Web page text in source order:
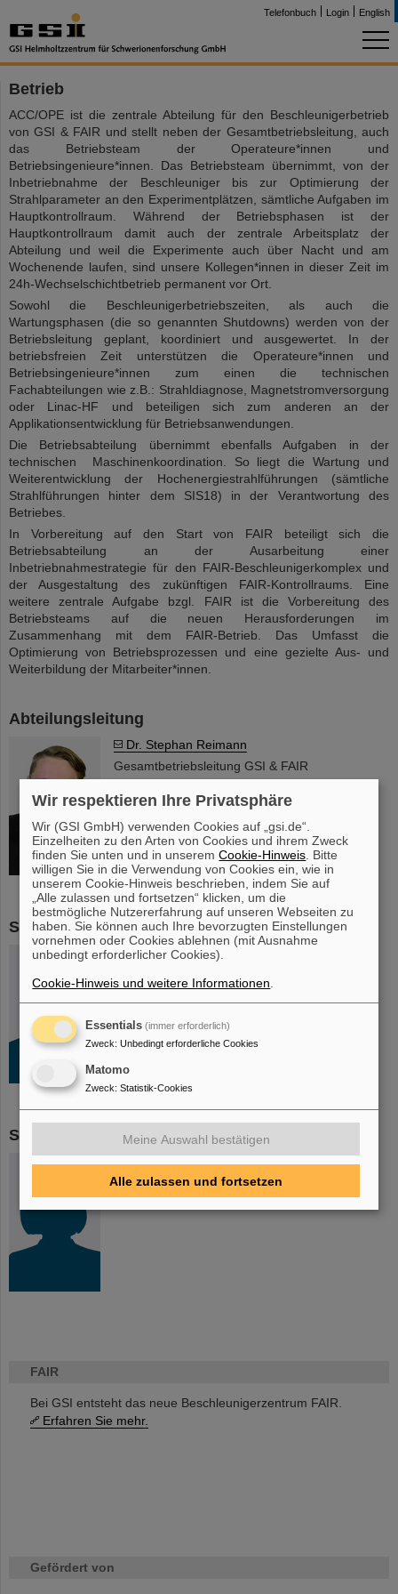
Telefonbuch Login English
FAIR
Bei GSI entsteht das neue Beschleunigerzentrum FAIR.
Erfahren Sie mehr.
Gefördert von
Betrieb
ACC/OPE ist die zentrale Abteilung für den Beschleunigerbetrieb
von GSI & FAIR und stellt neben der Gesamtbetriebsleitung, auch
das Betriebsteam der Operateure*innen und
Betriebsingenieure*innen. Das Betriebsteam übernimmt, von der
Inbetriebnahme der Beschleuniger bis zur Optimierung der
Strahlparameter an den Experimentplätzen, sämtliche Aufgaben im
Hauptkontrollraum. Während der Betriebsphasen ist der
Hauptkontrollraum damit auch der zentrale Arbeitsplatz der
Abteilung und weil die Experimente auch über Nacht und am
Wochenende laufen, sind unsere Kollegen*innen in dieser Zeit im
24h-Wechselschichtbetrieb permanent vor Ort.
Sowohl die Beschleunigerbetriebszeiten, als auch die
Wartungsphasen (die so genannten Shutdowns) werden von der
Betriebsleitung geplant, koordiniert und ausgewertet. In der
betriebsfreien Zeit unterstützen die Operateure*innen und
Betriebsingenieure*innen zum einen die technischen
Fachabteilungen wie z.B.: Strahldiagnose, Magnetstromversorgung
oder Linac-HF und beteiligen sich zum anderen an der
Applikationsentwicklung für Betriebsanwendungen.
Die Betriebsabteilung übernimmt ebenfalls Aufgaben in der
technischen Maschinenkoordination. So liegt die Wartung und
Weiterentwicklung der Hochenergiestrahlführungen (sämtliche
Strahlführungen hinter dem SIS18) in der Verantwortung des
Betriebes.
In Vorbereitung auf den Start von FAIR beteiligt sich die
Betriebsabteilung an der Ausarbeitung einer
Inbetriebnahmestrategie für den FAIR-Beschleunigerkomplex und
der Ausgestaltung des zukünftigen FAIR-Kontrollraums. Eine
weitere zentrale Aufgabe bzgl. FAIR ist die Vorbereitung des
Betriebsteams auf die neuen Herausforderungen im
Zusammenhang mit dem FAIR-Betrieb. Das Umfasst die
Optimierung von Betriebsprozessen und eine gezielte Aus- und
Weiterbildung der Mitarbeiter*innen.
Abteilungsleitung
Dr. Stephan Reimann
Gesamtbetriebsleitung GSI & FAIR
Ort: SB1.4.104
Stellvertretung
Dr. Markus Vossberg
Stellvertretung
Tel: +49-6159-71-1403
Ort: SB1.4.103b
Wir respektieren Ihre Privatsphäre
Wir (GSI GmbH) verwenden Cookies auf „gsi.de“.
Einzelheiten zu den Arten von Cookies und ihrem Zweck
finden Sie unten und in unseremCookie-Hinweis . Bitte
willigen Sie in die Verwendung von Cookies ein, wie in
unserem Cookie-Hinweis beschrieben, indem Sie auf
„Alle zulassen und fortsetzen“ klicken, um die
bestmögliche Nutzererfahrung auf unseren Webseiten zu
haben. Sie können auch Ihre bevorzugten Einstellungen
vornehmen oder Cookies ablehnen (mit Ausnahme
unbedingt erforderlicher Cookies).
Cookie-Hinweis und weitere Informationen
Essentials (immer erforderlich)
Zweck: Unbedingt erforderliche Cookies
Matomo
Zweck: Statistik-Cookies
Meine Auswahl bestätigen
Alle zulassen und fortsetzen